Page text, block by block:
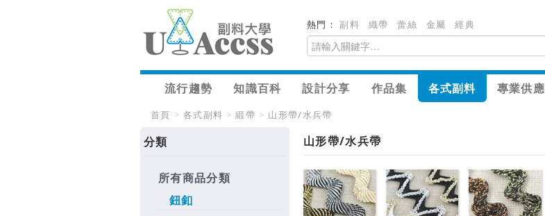
熱門：副料 織帶 蕾絲 金屬 經典
流行趨勢 知識百科 設計分享 作品集 各式副料 專業供應
首頁 > 各式副料 > 緞帶 > 山形帶/水兵帶
分類
所有商品分類
鈕釦
山形帶/水兵帶